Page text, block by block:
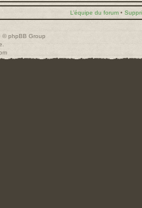
L’équipe du forum •
© phpBB Group